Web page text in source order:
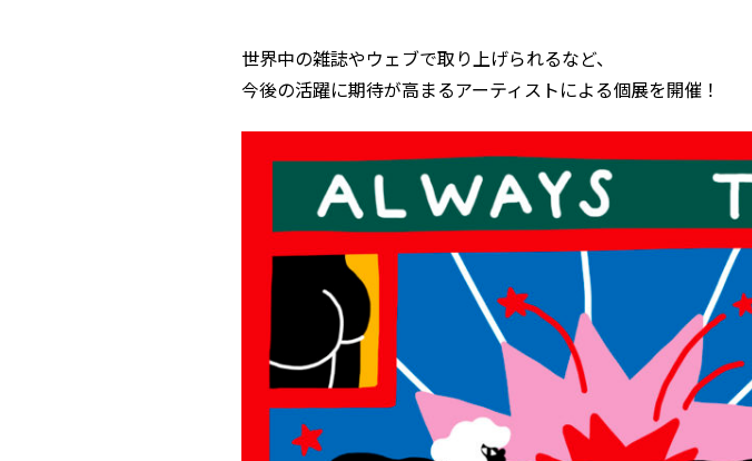
世界中の雑誌やウェブで取り上げられるなど、
今後の活躍に期待が高まるアーティストによる個展を開催！